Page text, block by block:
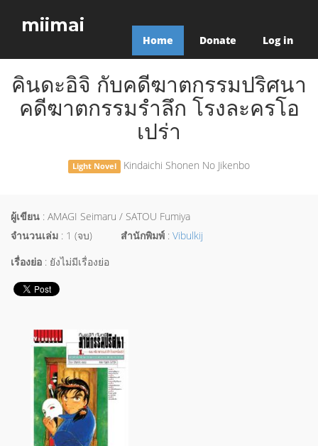
miimai
Home Donate Log in
คินดะอิจิ กับคดีฆาตกรรมปริศนา
คดีฆาตกรรมรำลึก โรงละครโอ
เปร่า
Light Novel Kindaichi Shonen No Jikenbo
ผู้เขียน : AMAGI Seimaru / SATOU Fumiya
จำนวนเล่ม : 1 (จบ) สำนักพิมพ์ : Vibulkij
เรื่องย่อ : ยังไม่มีเรื่องย่อ